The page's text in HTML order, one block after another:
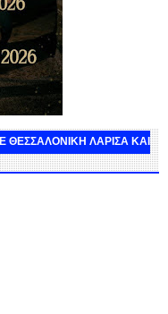
ΘΕΣΣΑΛΟΝΙΚΗ ΛΑΡΙΣΑ ΚΑΙ